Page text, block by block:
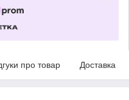
про товар Доставка